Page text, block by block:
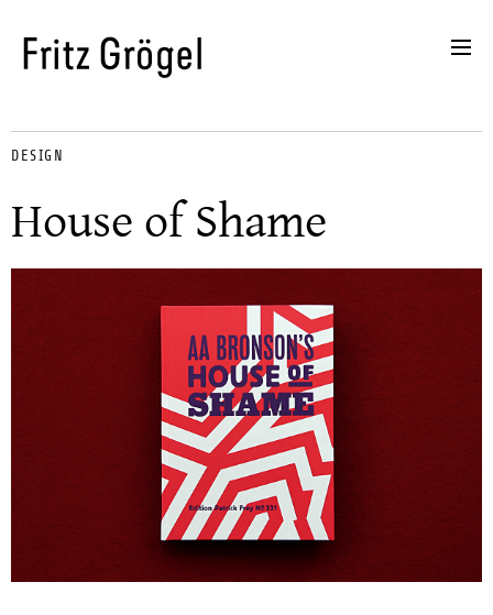
DESIGN
House of Shame